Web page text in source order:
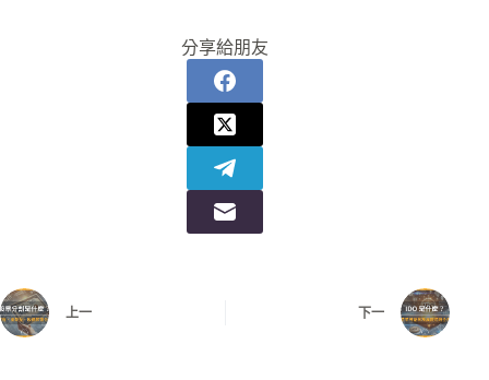
分享給朋友
上一 下一